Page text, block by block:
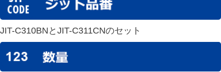
JIT-C310BNとJIT-C311CNのセット